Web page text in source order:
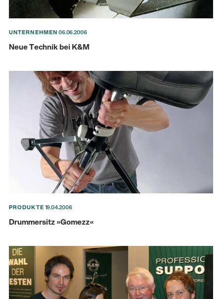
14766-000-55
UNTERNEHMEN06.06.2006
Neue Technik bei K&M
PRODUKTE19.04.2006
Drummersitz »Gomezz«